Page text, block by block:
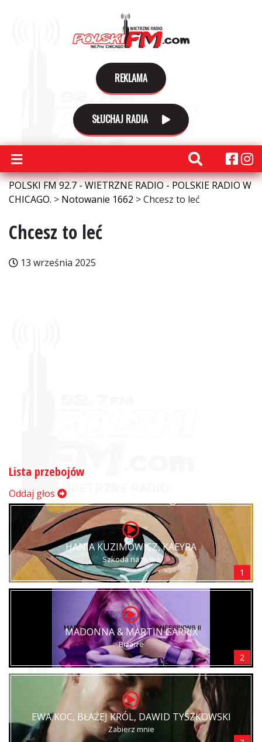
REKLAMA
SŁUCHAJ RADIA
POLSKI FM 92.7 - WIETRZNE RADIO - POLSKIE RADIO W
CHICAGO. > Notowanie 1662 >Chcesz to leć
Chcesz to leć
13 września 2025
Lista przebojów
Oddaj głos
HANIA KUZIMOWICZ, KAEYRA
Szkoda na to łez
1
MADONNA & MARTIN GARRIX
Bizarre
2
EWA KOC, BŁAŻEJ KRÓL, DAWID TYSZKOWSKI
Zabierz mnie